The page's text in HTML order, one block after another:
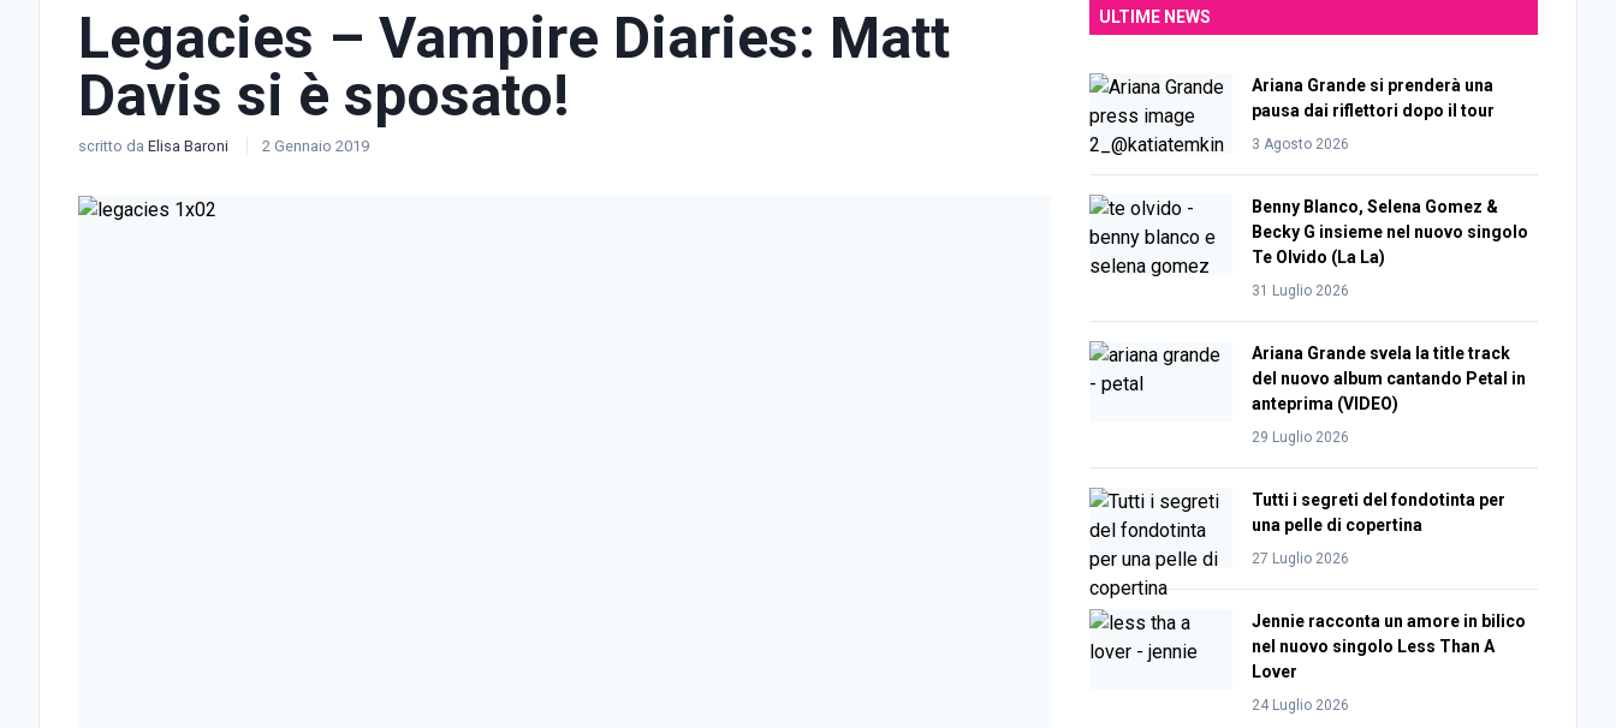
Legacies – Vampire Diaries: Matt
Davis si è sposato!
scritto da Elisa Baroni 2 Gennaio 2019
ULTIME NEWS
Ariana Grande si prenderà una
pausa dai riflettori dopo il tour
3 Agosto 2026
Benny Blanco, Selena Gomez &
Becky G insieme nel nuovo singolo
Te Olvido (La La)
31 Luglio 2026
Ariana Grande svela la title track
del nuovo album cantando Petal in
anteprima (VIDEO)
29 Luglio 2026
Tutti i segreti del fondotinta per
una pelle di copertina
27 Luglio 2026
Jennie racconta un amore in bilico
nel nuovo singolo Less Than A
Lover
24 Luglio 2026